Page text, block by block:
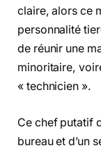
claire, alors ce
personnalité
de réunir une
minoritaire,
« technicien ».
Ce chef putatif
bureau et d’un